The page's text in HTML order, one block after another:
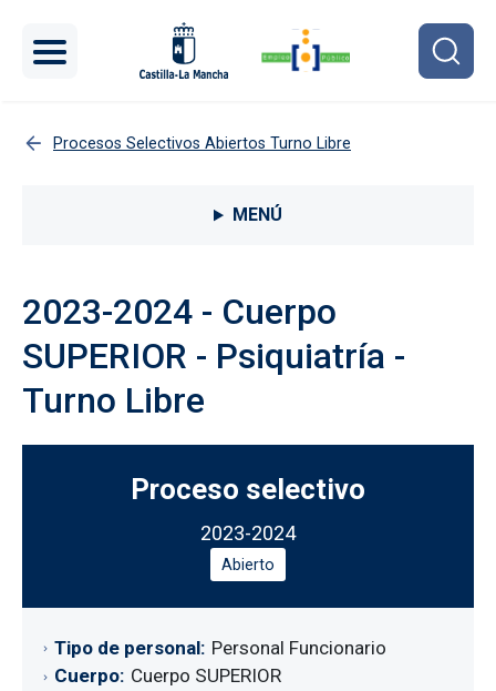
Procesos Selectivos Abiertos Turno Libre
Menú lateral Procesos selectivos
MENÚ
2023-2024 - Cuerpo
SUPERIOR - Psiquiatría -
Turno Libre
Proceso selectivo
2023-2024
Abierto
Tipo de personal Personal Funcionario
Cuerpo Cuerpo SUPERIOR